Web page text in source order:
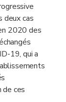
cas
2020 des
19, qui a
de ces